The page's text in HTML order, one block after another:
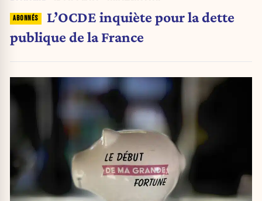
L’OCDE inquiète pour la dette
publique de la France